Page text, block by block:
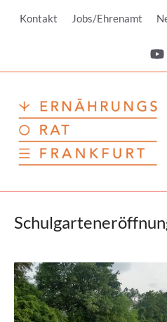
InhaltKontakt Jobs/Ehrenamt